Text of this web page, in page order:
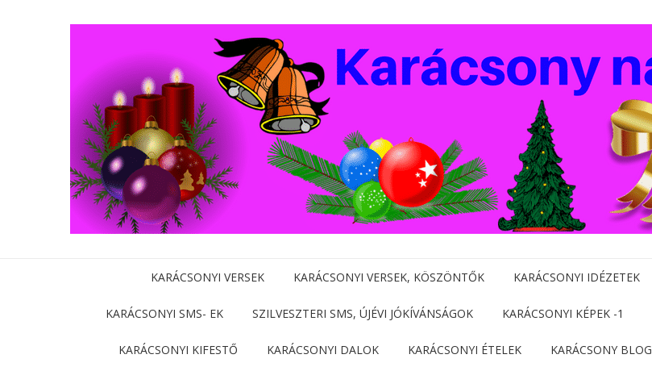
KARÁCSONYI VERSEK KARÁCSONYI VERSEK, KÖSZÖNTŐK KARÁCSONYI IDÉZETEK
KARÁCSONYI SMS- EK SZILVESZTERI SMS, ÚJÉVI JÓKÍVÁNSÁGOK KARÁCSONYI KÉPEK -1
KARÁCSONYI KIFESTŐ KARÁCSONYI DALOK KARÁCSONYI ÉTELEK KARÁCSONY BLOG